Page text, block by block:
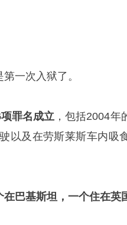
一次入狱了。
罪名成立 ，包括2004年
以及在劳斯莱斯车内吸
巴基斯坦，一个住在英